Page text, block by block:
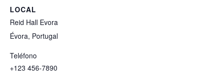
LOCAL
Reid Hall Evora
Évora, Portugal
Teléfono
+123 456-7890